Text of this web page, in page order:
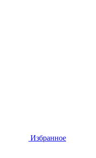
Избранное